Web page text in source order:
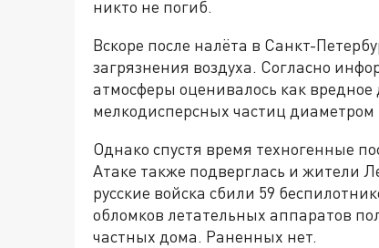
никто не погиб.
Вскоре после налёта в Санкт-
загрязнения воздуха. Согласно
атмосферы оценивалось как
мелкодисперсных частиц
Однако спустя время техногенные
Атаке также подверглась и жители
русские войска сбили 59
обломков летательных аппаратов
частных дома. Раненных нет.